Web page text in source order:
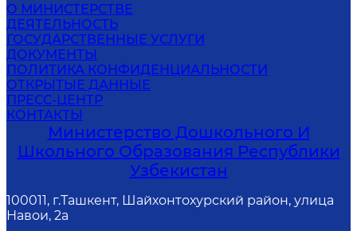
О МИНИСТЕРСТВЕ
ДЕЯТЕЛЬНОСТЬ
ГОСУДАРСТВЕННЫЕ УСЛУГИ
ДОКУМЕНТЫ
ПОЛИТИКА КОНФИДЕНЦИАЛЬНОСТИ
ОТКРЫТЫЕ ДАННЫЕ
ПРЕСС-ЦЕНТР
КОНТАКТЫ
Министерство Дошкольного И
Школьного Образования Республики
Узбекистан
100011, г.Ташкент, Шайхонтохурский район, улица
Навои, 2а